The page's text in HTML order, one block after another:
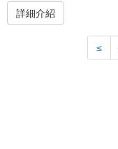
詳細介紹
≤